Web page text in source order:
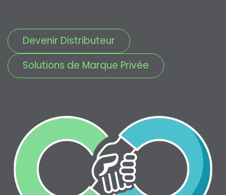
Devenir Distributeur
Solutions de Marque Privée